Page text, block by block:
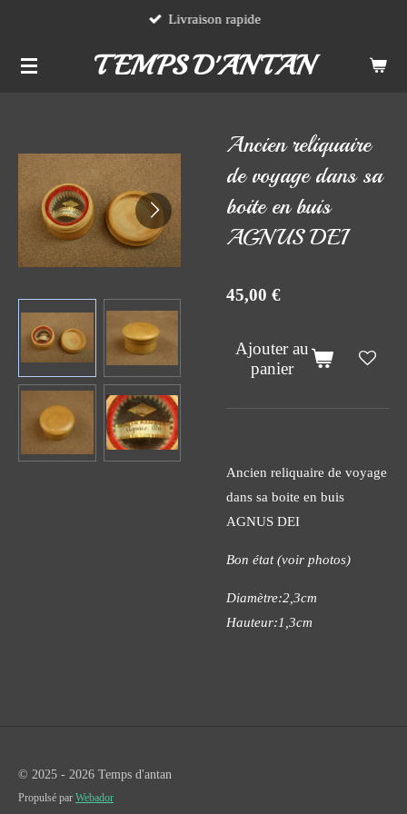
contenu
TEMPS D'ANTAN
Livraison rapide
Ancien reliquaire
de voyage dans sa
boite en buis
AGNUS DEI
45,00 €
Ajouter au
panier
Ancien reliquaire de voyage
dans sa boite en buis
AGNUS DEI
Bon état (voir photos)
Diamètre:2,3cm
Hauteur:1,3cm
© 2025 - 2026 Temps d'antan
Propulsé par Webador